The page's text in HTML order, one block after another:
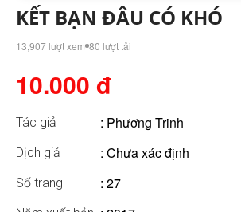
KẾT BẠN ĐÂU CÓ KHÓ
13,907 lượt xem 80 lượt tải
10.000 đ
Tác giả : Phương Trinh
Dịch giả : Chưa xác định
Số trang : 27